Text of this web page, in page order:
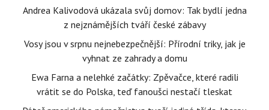
Andrea Kalivodová ukázala svůj domov: Tak bydlí jedna
z nejznámějších tváří české zábavy
Vosy jsou v srpnu nejnebezpečnější: Přírodní triky, jak je
vyhnat ze zahrady a domu
Ewa Farna a nelehké začátky: Zpěvačce, které radili
vrátit se do Polska, teď fanoušci nestačí tleskat